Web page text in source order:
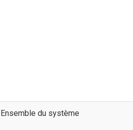
Ensemble du système